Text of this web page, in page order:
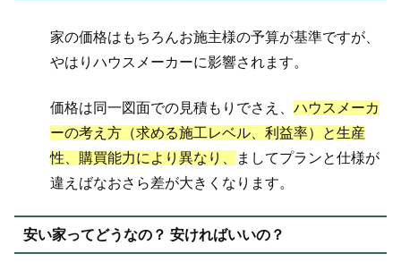
家の価格はもちろんお施主様の予算が基準ですが、
やはりハウスメーカーに影響されます。
価格は同一図面での見積もりでさえ、 ハウスメーカ
ーの考え方（求める施工レベル、利益率）と生産
性、購買能力により異なり、
ましてプランと仕様が
違えばなおさら差が大きくなります。
安い家ってどうなの？ 安ければいいの？